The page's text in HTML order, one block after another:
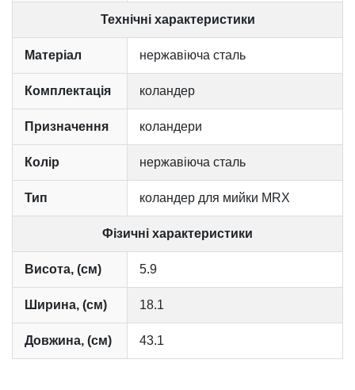
Технічні характеристики
Матеріал нержавіюча сталь
Комплектація коландер
Призначення коландери
Колір нержавіюча сталь
Тип коландер для мийки MRX
Фізичні характеристики
Висота, (см) 5.9
Ширина, (см) 18.1
Довжина, (см) 43.1